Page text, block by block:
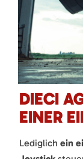
DIECI
EINER
Lediglich ein